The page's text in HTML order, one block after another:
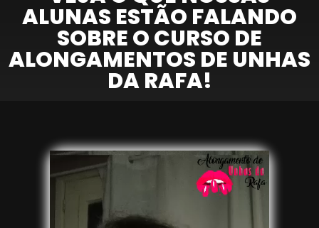
ALUNAS ESTÃO FALANDO
SOBRE O CURSO DE
ALONGAMENTOS DE UNHAS
DA RAFA!